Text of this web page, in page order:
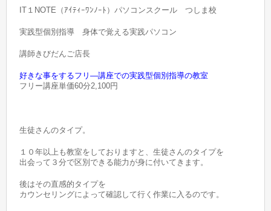
IT１NOTE（ｱｲﾃｨｰﾜﾝﾉｰﾄ）パソコンスクール つしま校
実践型個別指導 身体で覚える実践パソコン
講師きびだんご店長
好きな事をするフリ―講座での実践型個別指導の教室
フリー講座単価60分2,100円
生徒さんのタイプ。
１０年以上も教室をしておりますと、生徒さんのタイプを
出会って３分で区別できる能力が身に付いてきます。
後はその直感的タイプを
カウンセリングによって確認して行く作業に入るのです。